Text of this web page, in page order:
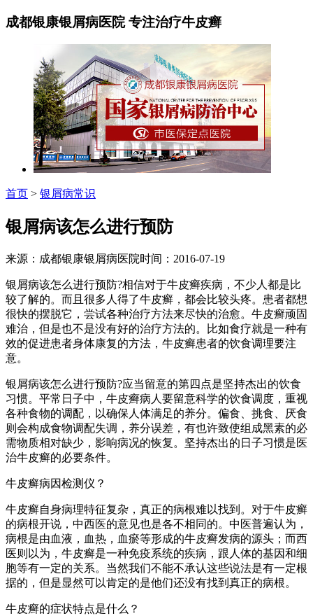
成都银康银屑病医院 专注治疗牛皮癣
首页 > 银屑病常识
银屑病该怎么进行预防
来源：成都银康银屑病医院时间：2016-07-19
银屑病该怎么进行预防?相信对于牛皮癣疾病，不少人都是比
较了解的。而且很多人得了牛皮癣，都会比较头疼。患者都想
很快的摆脱它，尝试各种治疗方法来尽快的治愈。牛皮癣顽固
难治，但是也不是没有好的治疗方法的。比如食疗就是一种有
效的促进患者身体康复的方法，牛皮癣患者的饮食调理要注
意。
银屑病该怎么进行预防?应当留意的第四点是坚持杰出的饮食
习惯。平常日子中，牛皮癣病人要留意科学的饮食调度，重视
各种食物的调配，以确保人体满足的养分。偏食、挑食、厌食
则会构成食物调配失调，养分误差，有也许致使组成黑素的必
需物质相对缺少，影响病况的恢复。坚持杰出的日子习惯是医
治牛皮癣的必要条件。
牛皮癣病因检测仪？
牛皮癣自身病理特征复杂，真正的病根难以找到。对于牛皮癣
的病根开说，中西医的意见也是各不相同的。中医普遍认为，
病根是由血液，血热，血瘀等形成的牛皮癣发病的源头；而西
医则以为，牛皮癣是一种免疫系统的疾病，跟人体的基因和细
胞等有一定的关系。当然我们不能不承认这些说法是有一定根
据的，但是显然可以肯定的是他们还没有找到真正的病根。
牛皮癣的症状特点是什么？